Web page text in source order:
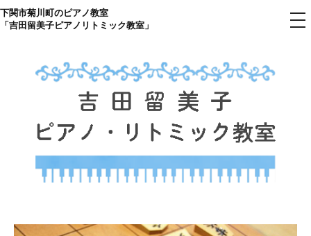
コ
下関市菊川町のピアノ教室
「吉田留美子ピアノリトミック教室」
ピアノ教室のHP
メ
ニ